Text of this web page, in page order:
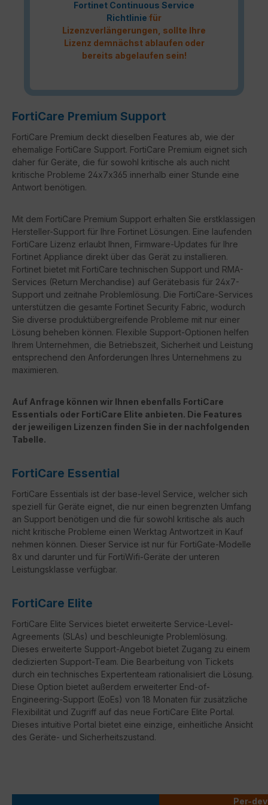
Fortinet Continuous Service
Richtlinie für
Lizenzverlängerungen, sollte Ihre
Lizenz demnächst ablaufen oder
bereits abgelaufen sein!
FortiCare Premium Support
FortiCare Premium deckt dieselben Features ab, wie der
ehemalige FortiCare Support. FortiCare Premium eignet sich
daher für Geräte, die für sowohl kritische als auch nicht
kritische Probleme 24x7x365 innerhalb einer Stunde eine
Antwort benötigen.
Mit dem FortiCare Premium Support erhalten Sie erstklassigen
Hersteller-Support für Ihre Fortinet Lösungen. Eine laufenden
FortiCare Lizenz erlaubt Ihnen, Firmware-Updates für Ihre
Fortinet Appliance direkt über das Gerät zu installieren.
Fortinet bietet mit FortiCare technischen Support und RMA-
Services (Return Merchandise) auf Gerätebasis für 24x7-
Support und zeitnahe Problemlösung. Die FortiCare-Services
unterstützen die gesamte Fortinet Security Fabric, wodurch
Sie diverse produktübergreifende Probleme mit nur einer
Lösung beheben können. Flexible Support-Optionen helfen
Ihrem Unternehmen, die Betriebszeit, Sicherheit und Leistung
entsprechend den Anforderungen Ihres Unternehmens zu
maximieren.
Auf Anfrage können wir Ihnen ebenfalls FortiCare
Essentials oder FortiCare Elite anbieten. Die Features
der jeweiligen Lizenzen finden Sie in der nachfolgenden
Tabelle.
FortiCare Essential
FortiCare Essentials ist der base-level Service, welcher sich
speziell für Geräte eignet, die nur einen begrenzten Umfang
an Support benötigen und die für sowohl kritische als auch
nicht kritische Probleme einen Werktag Antwortzeit in Kauf
nehmen können. Dieser Service ist nur für FortiGate-Modelle
8x und darunter und für FortiWifi-Geräte der unteren
Leistungsklasse verfügbar.
FortiCare Elite
FortiCare Elite Services bietet erweiterte Service-Level-
Agreements (SLAs) und beschleunigte Problemlösung.
Dieses erweiterte Support-Angebot bietet Zugang zu einem
dedizierten Support-Team. Die Bearbeitung von Tickets
durch ein technisches Expertenteam rationalisiert die Lösung.
Diese Option bietet außerdem erweiterter End-of-
Engineering-Support (EoEs) von 18 Monaten für zusätzliche
Flexibilität und Zugriff auf das neue FortiCare Elite Portal.
Dieses intuitive Portal bietet eine einzige, einheitliche Ansicht
des Geräte- und Sicherheitszustand.
Per-